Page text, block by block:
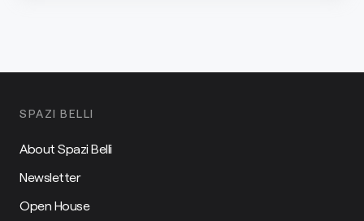
SPAZI BELLI
About Spazi Belli
Newsletter
Open House